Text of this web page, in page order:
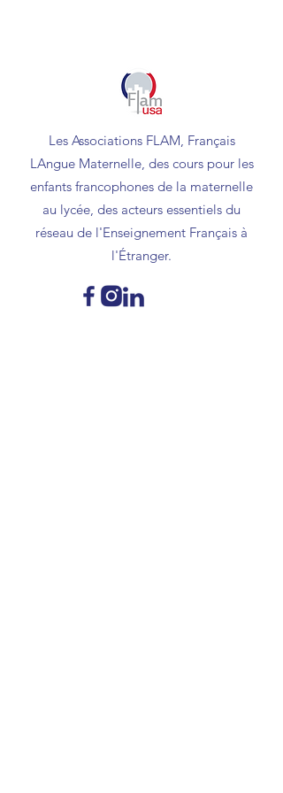
Les Associations FLAM, Français
LAngue Maternelle, des cours pour les
enfants francophones de la maternelle
au lycée, des acteurs essentiels du
réseau de l'Enseignement Français à
l'Étranger.